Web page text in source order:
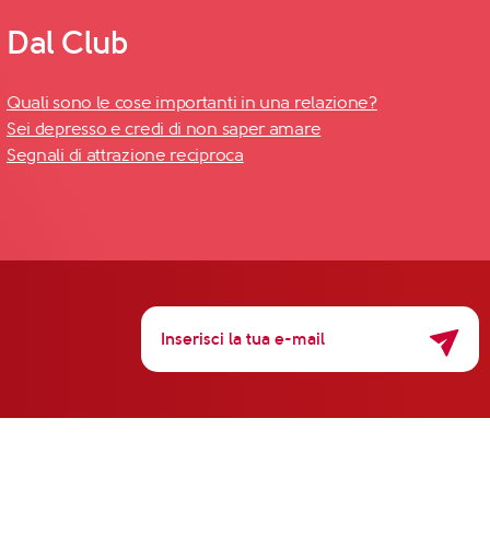
Dal Club
Quali sono le cose importanti in una relazione?
Sei depresso e credi di non saper amare
Segnali di attrazione reciproca